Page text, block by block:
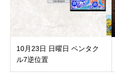
10月23日 日曜日 ペンタク
ル7逆位置